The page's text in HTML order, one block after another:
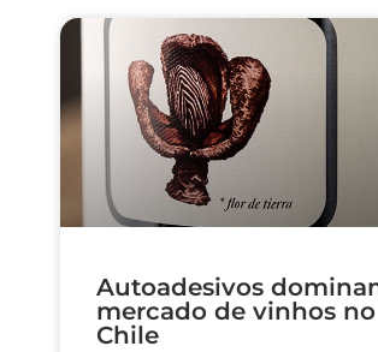
Autoadesivos
mercado de vinhos no
Chile